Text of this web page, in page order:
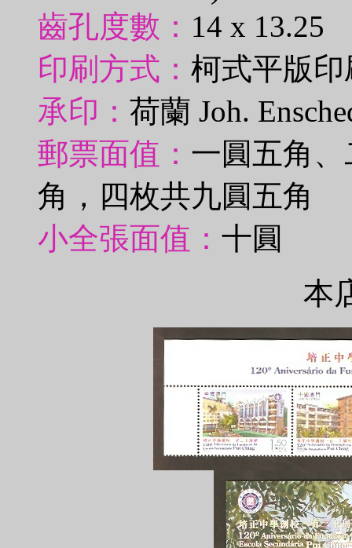
齒孔度數： 14 x 13.25
印刷方式： 柯式平版印
承印： 荷蘭 Joh.
郵票面值： 一圓五角
角，四枚共九圓五角
小全張面值： 十圓
本